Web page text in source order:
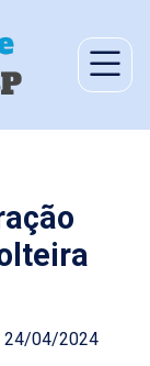
24/04/2024